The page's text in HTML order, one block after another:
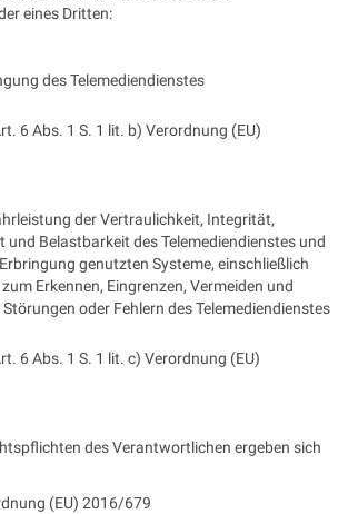
eines Dritten:
des Telemediendienstes
6 Abs. 1 S. 1 lit. b) Verordnung (EU)
der Vertraulichkeit, Integrität,
und Belastbarkeit des Telemediendienstes und
genutzten Systeme, einschließlich
Erkennen, Eingrenzen, Vermeiden und
Störungen oder Fehlern des Telemediendienstes
6 Abs. 1 S. 1 lit. c) Verordnung (EU)
des Verantwortlichen ergeben sich
(EU) 2016/679